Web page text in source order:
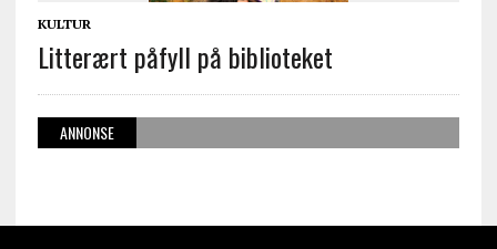
KULTUR
Litterært påfyll på biblioteket
ANNONSE